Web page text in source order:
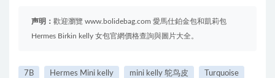
声明： 歡迎瀏覽 www.bolidebag.com 愛馬仕鉑金包和凱莉包
Hermes Birkin kelly 女包官網價格查詢與圖片大全。
7B Hermes Mini kelly mini kelly 鸵鸟皮 Turquoise